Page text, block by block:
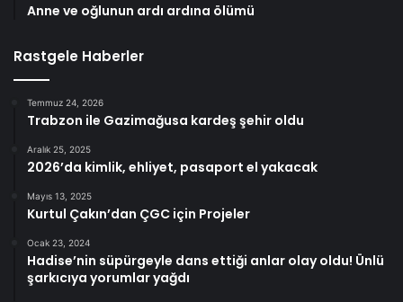
Anne ve oğlunun ardı ardına ölümü
Rastgele Haberler
Temmuz 24, 2026
Trabzon ile Gazimağusa kardeş şehir oldu
Aralık 25, 2025
2026’da kimlik, ehliyet, pasaport el yakacak
Mayıs 13, 2025
Kurtul Çakın’dan ÇGC için Projeler
Ocak 23, 2024
Hadise’nin süpürgeyle dans ettiği anlar olay oldu! Ünlü
şarkıcıya yorumlar yağdı